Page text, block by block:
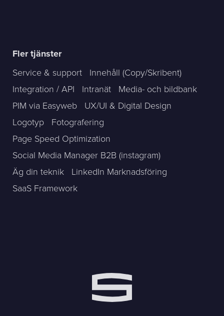
Fler tjänster
Service & support
Innehåll (Copy/Skribent)
Integration / API
Intranät
Media- och bildbank
PIM via Easyweb
UX/UI & Digital Design
Logotyp
Fotografering
Page Speed Optimization
Social Media Manager B2B (instagram)
Äg din teknik
LinkedIn Marknadsföring
SaaS Framework